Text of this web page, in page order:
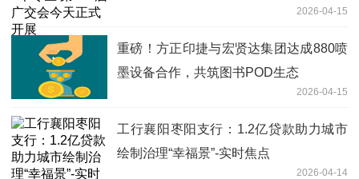
2026-04-15
重磅！方正印捷与宏贤达集团达成880喷
墨设备合作，共筑图书POD生态
2026-04-15
工行襄阳枣阳支行：1.2亿贷款助力城市
绘制治理“幸福景”-实时焦点
2026-04-14